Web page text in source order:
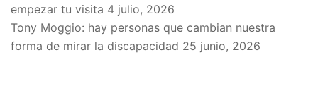
empezar tu visita 4 julio, 2026
Tony Moggio: hay personas que cambian nuestra
forma de mirar la discapacidad 25 junio, 2026